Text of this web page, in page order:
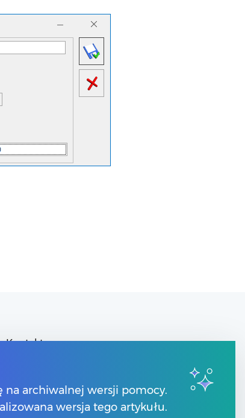
Kontakt
na archiwalnej wersji pomocy.
wersja tego artykułu.